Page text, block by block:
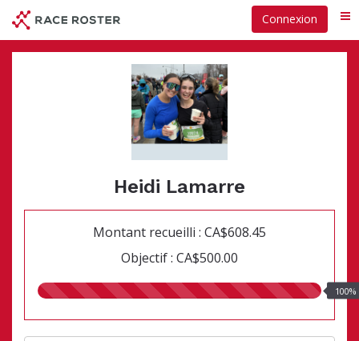
Passer
contenu
principal
Connexion
Heidi Lamarre
Montant recueilli : CA$608.45
Objectif : CA$500.00
100.00%
100%